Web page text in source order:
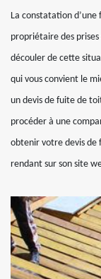
La constatation
propriétaire des
découler de cette
qui vous convient le
un devis de fuite de
procéder à une
obtenir votre devis de
rendant sur son site